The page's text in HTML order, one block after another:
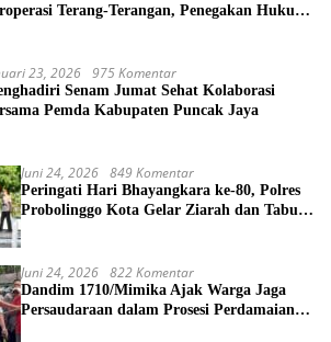
Terang-Terangan, Penegakan Hukum
23, 2026 975 Komentar
Senam Jumat Sehat Kolaborasi
Pemda Kabupaten Puncak Jaya
Juni 24, 2026 849 Komentar
Peringati Hari Bhayangkara ke-80, Polres
Probolinggo Kota Gelar Ziarah dan Tabur
Juni 24, 2026 822 Komentar
Dandim 1710/Mimika Ajak Warga Jaga
Persaudaraan dalam Prosesi Perdamaian